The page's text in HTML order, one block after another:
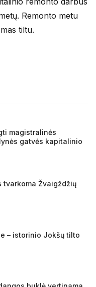
Remonto metu
tiltu.
magistralinės
gatvės kapitalinio
tvarkoma Žvaigždžių
– istorinio Jokšų tilto